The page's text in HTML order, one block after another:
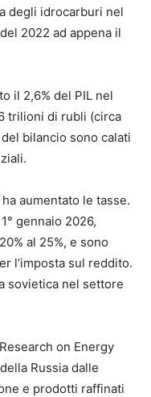
degli idrocarburi nel
2022 ad appena il
il 2,6% del PIL nel
trilioni di rubli (circa
bilancio sono calati
aumentato le tasse.
gennaio 2026,
al 25%, e sono
l’imposta sul reddito.
sovietica nel settore
on Energy
Russia dalle
e prodotti raffinati